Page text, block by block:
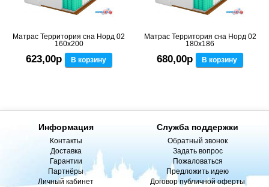
Матрас Территория сна Норд 02
160x200
623,00р В корзину
Матрас Территория сна Норд 02
180x186
680,00р В корзину
Информация
Контакты
Доставка
Гарантии
Партнёры
Личный кабинет
Служба поддержки
Обратный звонок
Задать вопрос
Пожаловаться
Предложить идею
Договор публичной оферты